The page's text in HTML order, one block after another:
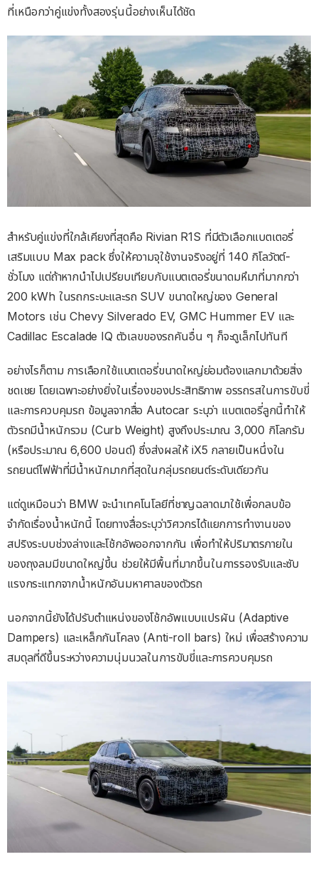
ที่เหนือกว่าคู่แข่งทั้งสองรุ่นนี้อย่างเห็นได้ชัด
สำหรับคู่แข่งที่ใกล้เคียงที่สุดคือ Rivian R1S ที่มีตัวเลือกแบตเตอรี่
เสริมแบบ Max pack ซึ่งให้ความจุใช้งานจริงอยู่ที่ 140 กิโลวัตต์-
ชั่วโมง แต่ถ้าหากนำไปเปรียบเทียบกับแบตเตอรี่ขนาดมหึมาที่มากกว่า
200 kWh ในรถกระบะและรถ SUV ขนาดใหญ่ของ General
Motors เช่น Chevy Silverado EV, GMC Hummer EV และ
Cadillac Escalade IQ ตัวเลขของรถคันอื่น ๆ ก็จะดูเล็กไปทันที
อย่างไรก็ตาม การเลือกใช้แบตเตอรี่ขนาดใหญ่ย่อมต้องแลกมาด้วยสิ่ง
ชดเชย โดยเฉพาะอย่างยิ่งในเรื่องของประสิทธิภาพ อรรถรสในการขับขี่
และการควบคุมรถ ข้อมูลจากสื่อ Autocar ระบุว่า แบตเตอรี่ลูกนี้ทำให้
ตัวรถมีน้ำหนักรวม (Curb Weight) สูงถึงประมาณ 3,000 กิโลกรัม
(หรือประมาณ 6,600 ปอนด์) ซึ่งส่งผลให้ iX5 กลายเป็นหนึ่งใน
รถยนต์ไฟฟ้าที่มีน้ำหนักมากที่สุดในกลุ่มรถยนต์ระดับเดียวกัน
แต่ดูเหมือนว่า BMW จะนำเทคโนโลยีที่ชาญฉลาดมาใช้เพื่อกลบข้อ
จำกัดเรื่องน้ำหนักนี้ โดยทางสื่อระบุว่าวิศวกรได้แยกการทำงานของ
สปริงระบบช่วงล่างและโช้กอัพออกจากกัน เพื่อทำให้ปริมาตรภายใน
ของถุงลมมีขนาดใหญ่ขึ้น ช่วยให้มีพื้นที่มากขึ้นในการรองรับและซับ
แรงกระแทกจากน้ำหนักอันมหาศาลของตัวรถ
นอกจากนี้ยังได้ปรับตำแหน่งของโช้กอัพแบบแปรผัน (Adaptive
Dampers) และเหล็กกันโคลง (Anti-roll bars) ใหม่ เพื่อสร้างความ
สมดุลที่ดีขึ้นระหว่างความนุ่มนวลในการขับขี่และการควบคุมรถ